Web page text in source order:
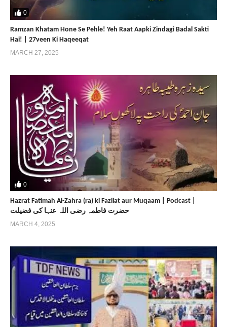
0
Ramzan Khatam Hone Se Pehle! Yeh Raat Aapki Zindagi Badal Sakti
Hai! | 27veen Ki Haqeeqat
MARCH 27, 2025
0
Hazrat Fatimah Al-Zahra (ra) ki Fazilat aur Muqaam | Podcast |
حضرت فاطمہ رضی اللہ عنہا کی فضیلت
MARCH 4, 2025